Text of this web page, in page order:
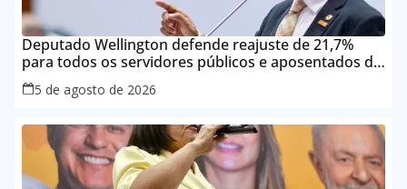
Deputado Wellington defende reajuste de 21,7%
para todos os servidores públicos e aposentados do
Maranhão
5 de agosto de 2026